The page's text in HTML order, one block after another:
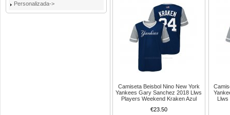
Personalizada->
Camiseta Beisbol Nino New York
Yankees Gary Sanchez 2018 Llws
Players Weekend Kraken Azul
€23.50
Llws